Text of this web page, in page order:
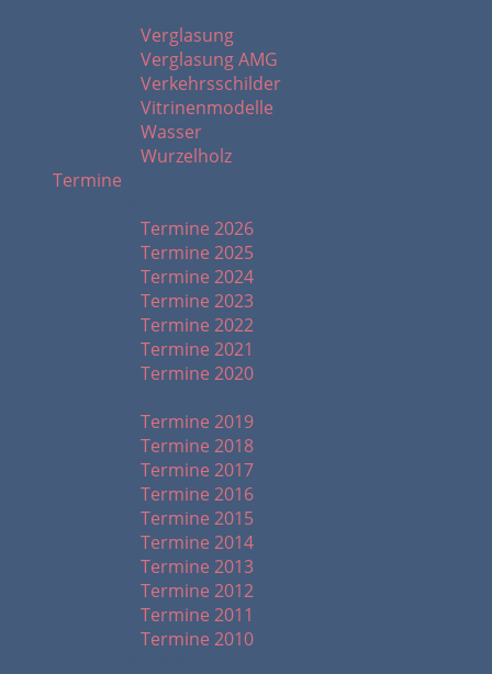
Verglasung
Verglasung AMG
Verkehrsschilder
Vitrinenmodelle
Wasser
Wurzelholz
Termine
Termine 2026
Termine 2025
Termine 2024
Termine 2023
Termine 2022
Termine 2021
Termine 2020
Termine 2019
Termine 2018
Termine 2017
Termine 2016
Termine 2015
Termine 2014
Termine 2013
Termine 2012
Termine 2011
Termine 2010